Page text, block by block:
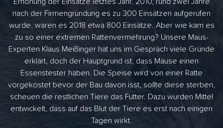
Erhöhung der Einsätze letztes Jahr. 2010, rund zwei Jahre
nach der Firmengründung es zu 300 Einsätzen aufgerufen
wurde, waren es 2018 etwa 800 Einsätze. Aber wie kam es
zu so einer extremen Rattenvermehrung? Unsere Maus-
Experten Klaus Meißinger hat uns im Gespräch viele Gründe
erklärt, doch der Hauptgrund ist, dass Mäuse einen
Essenstester haben. Die Speise wird von einer Ratte
vorgekostet bevor der Bau davon isst, sollte diese sterben,
scheuen die restlichen Tiere das Futter. Dazu wurden Mittel
entwickelt, dass auf das Blut der Tiere es erst nach einigen
Tagen wirkt.